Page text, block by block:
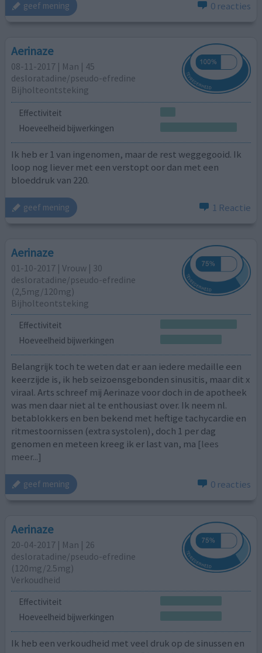
geef mening 0 reacties
Aerinaze
08-11-2017 | Man | 45
desloratadine/pseudo-efredine
Bijholteontsteking
Effectiviteit
Hoeveelheid bijwerkingen
Ik heb er 1 van ingenomen, maar de rest weggegooid. Ik
loop nog liever met een verstopt oor dan met een
bloeddruk van 220.
geef mening 1 Reactie
Aerinaze
01-10-2017 | Vrouw | 30
desloratadine/pseudo-efredine
(2,5mg/120mg)
Bijholteontsteking
Effectiviteit
Hoeveelheid bijwerkingen
Belangrijk toch te weten dat er aan iedere medaille een
keerzijde is, ik heb seizoensgebonden sinusitis, maar dit x
viraal. Arts schreef mij Aerinaze voor doch in de apotheek
was men daar niet al te enthousiast over. Ik neem nl.
betablokkers en ben bekend met heftige tachycardie en
ritmestoornissen (extra systolen), doch 1 per dag
genomen en meteen kreeg ik er last van, ma [lees
meer...]
geef mening 0 reacties
Aerinaze
20-04-2017 | Man | 26
desloratadine/pseudo-efredine
(120mg/2.5mg)
Verkoudheid
Effectiviteit
Hoeveelheid bijwerkingen
Ik heb een verkoudheid met veel druk op de sinussen en